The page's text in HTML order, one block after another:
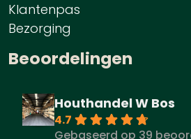
Klantenpas
Bezorging
Beoordelingen
Houthandel W Bos
4.7
Gebaseerd op 39